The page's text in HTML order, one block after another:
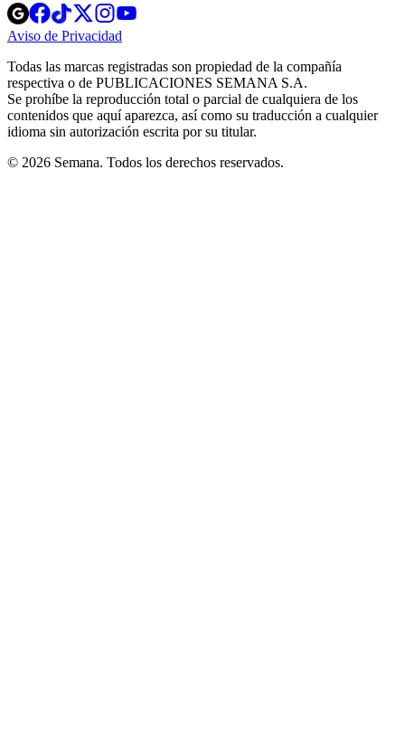
Opens
in
new
Opens
in
new
Opens
in
new
window
Opens
new
windowwindow
Aviso de Privacidad
new
window
Todas las marcas registradas son propiedad de la compañía
respectiva o de PUBLICACIONES SEMANA S.A.
Se prohíbe la reproducción total o parcial de cualquiera de los
contenidos que aquí aparezca, así como su traducción a cualquier
idioma sin autorización escrita por su titular.
© 2026 Semana. Todos los derechos reservados.